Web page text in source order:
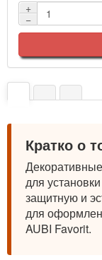
+
−
Кратко о
для
защитную и
для
AUBI Favorit.